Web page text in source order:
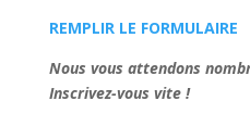
REMPLIR LE FORMULAIRE
Nous vous attendons
Inscrivez-vous vite !